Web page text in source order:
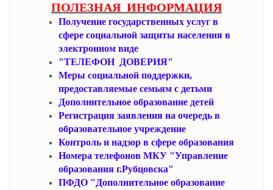
ПОЛЕЗНАЯ ИНФОРМАЦИЯ
Получение государственных услуг в
сфере социальной защиты населения в
электронном виде
"ТЕЛЕФОН ДОВЕРИЯ"
Меры социальной поддержки,
предоставляемые семьям с детьми
Дополнительное образование детей
Регистрация заявления на очередь в
образовательное учреждение
Контроль и надзор в сфере образования
Номера телефонов МКУ "Управление
образования г.Рубцовска"
ПФДО "Дополнительное образование